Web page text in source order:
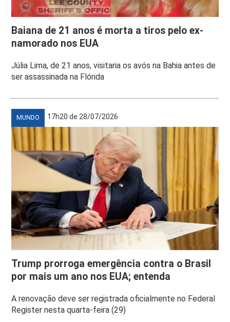
Baiana de 21 anos é morta a tiros pelo ex-
namorado nos EUA
Júlia Lima, de 21 anos, visitaria os avós na Bahia antes de
ser assassinada na Flórida
MUNDO 17h20 de 28/07/2026
Trump prorroga emergência contra o Brasil
por mais um ano nos EUA; entenda
A renovação deve ser registrada oficialmente no Federal
Register nesta quarta-feira (29)